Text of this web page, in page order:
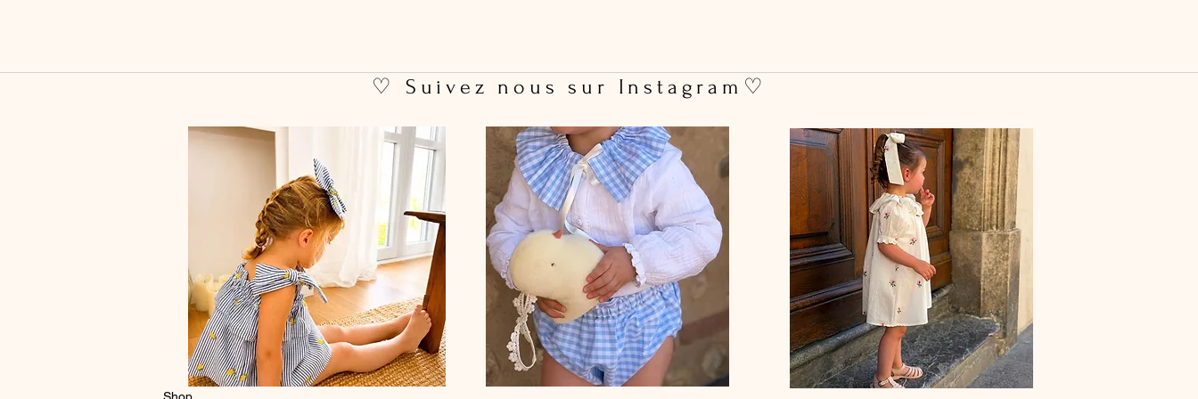
♡ Suivez nous sur Instagram♡